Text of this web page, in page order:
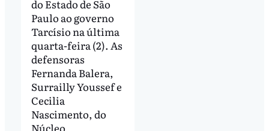
do Estado de São
Paulo ao governo
Tarcísio na última
quarta-feira (2). As
defensoras
Fernanda Balera,
Surrailly Youssef e
Cecilia
Nascimento, do
Núcleo